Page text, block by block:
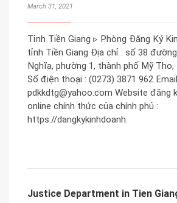
March 31, 2021
Tỉnh Tiền Giang ▹ Phòng Đăng Ký
tỉnh Tiền Giang Địa chỉ : số 38
Nghĩa, phường 1, thành phố Mỹ Tho,
Số điện thoại : (0273) 3871 962
pdkkdtg@yahoo.com Website đăng
online chính thức của chính phủ :
https://dangkykinhdoanh.
Justice Department in Tien